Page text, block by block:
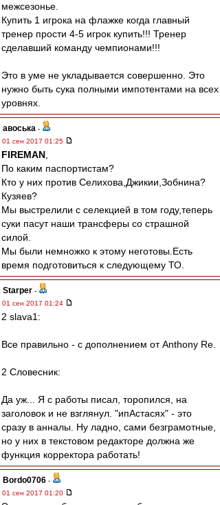
межсезонье.
Купить 1 игрока на флажке когда главный
тренер прости 4-5 игрок купить!!! Тренер
сделавший команду чемпионами!!!
Это в уме не укладывается совершенно. Это
нужно быть сука полными импотентами на всех
уровнях.
авоська -
01 сен 2017 01:25
FIREMAN
По каким паспортистам?
Кто у них против Селихова,Джикии,Зобнина?
Кузяев?
Мы выстрелили с селекцией в том году,теперь
суки пасут наши трансферы со страшной
силой.
Мы были немножко к этому неготовы.Есть
время подготовиться к следующему ТО.
Starper -
01 сен 2017 01:24
2 slava1:
Все правильно - с дополнением от Anthony Re.
2 Словесник:
Да уж... Я с работы писал, торопился, на
заголовок и не взглянул. "ипАстасях" - это
сразу в анналы. Ну ладно, сами безграмотные,
но у них в текстовом редакторе должна же
функция корректора работать!
Bordo0706 -
01 сен 2017 01:20